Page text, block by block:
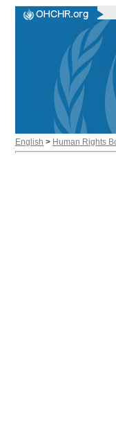
English > Human Rights